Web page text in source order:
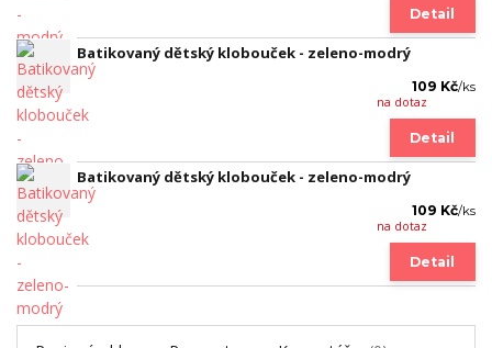
Detail
Batikovaný dětský klobouček - zeleno-modrý
109 Kč/ks
na dotaz
Detail
Batikovaný dětský klobouček - zeleno-modrý
109 Kč/ks
na dotaz
Detail